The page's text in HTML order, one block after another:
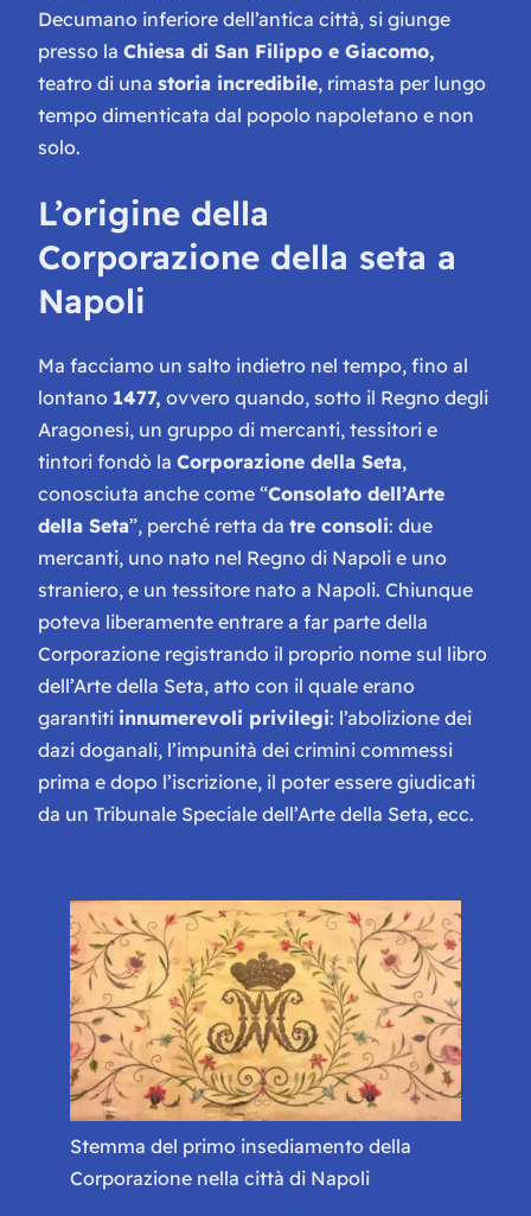
Decumano inferiore dell’antica città, si giunge
presso la Chiesa di San Filippo e Giacomo,
teatro di una storia incredibile, rimasta per lungo
tempo dimenticata dal popolo napoletano e non
solo.
L’origine della
Corporazione della seta a
Napoli
Ma facciamo un salto indietro nel tempo, fino al
lontano 1477, ovvero quando, sotto il Regno degli
Aragonesi, un gruppo di mercanti, tessitori e
tintori fondò la Corporazione della Seta,
conosciuta anche come “Consolato dell’Arte
della Seta”, perché retta da tre consoli: due
mercanti, uno nato nel Regno di Napoli e uno
straniero, e un tessitore nato a Napoli. Chiunque
poteva liberamente entrare a far parte della
Corporazione registrando il proprio nome sul libro
dell’Arte della Seta, atto con il quale erano
garantiti innumerevoli privilegi: l’abolizione dei
dazi doganali, l’impunità dei crimini commessi
prima e dopo l’iscrizione, il poter essere giudicati
da un Tribunale Speciale dell’Arte della Seta, ecc.
Stemma del primo insediamento della
Corporazione nella città di Napoli